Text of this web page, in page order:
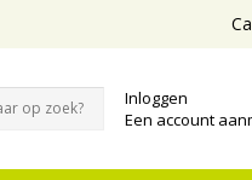
Inloggen
Een account